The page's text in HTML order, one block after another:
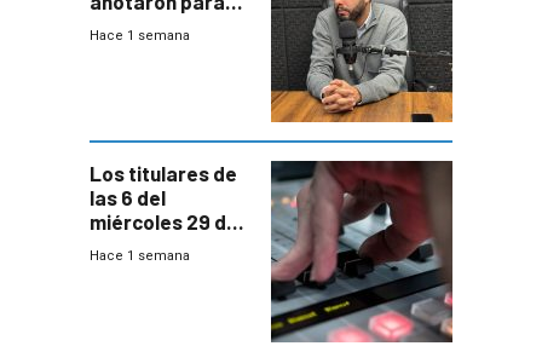
las pruebas
Hace 1 semana
Los titulares de
las 6 del
miércoles 29 de
julio de 2026
Hace 1 semana